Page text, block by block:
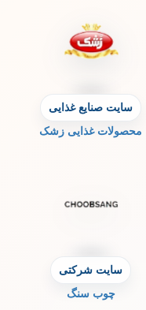
سایت صنایع غذایی
محصولات غذایی زشک
سایت شرکتی
چوب سنگ